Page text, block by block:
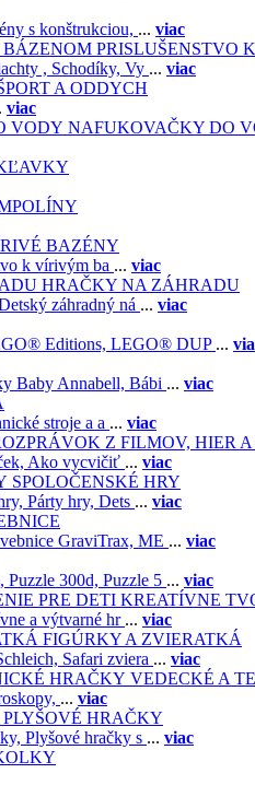
s konštrukciou, ... viac
PRISLUŠENSTVO
, Schodíky, Vy ... viac
A ODDYCH
viac
NAFUKOVAČKY DO
BAZÉNY
k vírivým ba ... viac
HRAČKY NA ZÁHRADU
záhradný ná ... viac
Editions, LEGO® DUP ...
Baby Annabell, Bábi ... viac
stroje a a ... viac
Z FILMOV, HIER
Ako vycvičiť ... viac
SPOLOČENSKÉ HRY
Párty hry, Dets ... viac
GraviTrax, ME ... viac
Puzzle 300d, Puzzle 5 ... viac
KREATÍVNE
a výtvarné hr ... viac
FIGÚRKY A ZVIERATKÁ
Safari zviera ... viac
VEDECKÉ A
... viac
PLYŠOVÉ HRAČKY
Plyšové hračky s ... viac